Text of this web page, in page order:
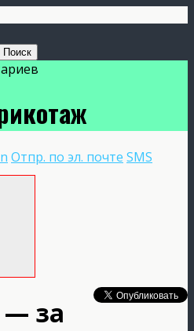
Отпр. по эл. почте SMS
— за